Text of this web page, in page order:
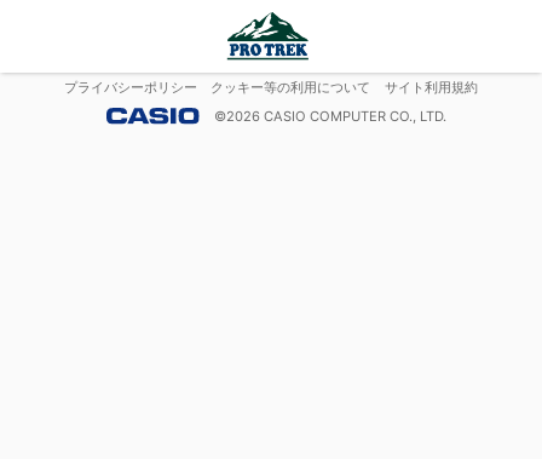
プライバシーポリシー クッキー等の利用について
サイト利用規約
©2026 CASIO COMPUTER CO., LTD.